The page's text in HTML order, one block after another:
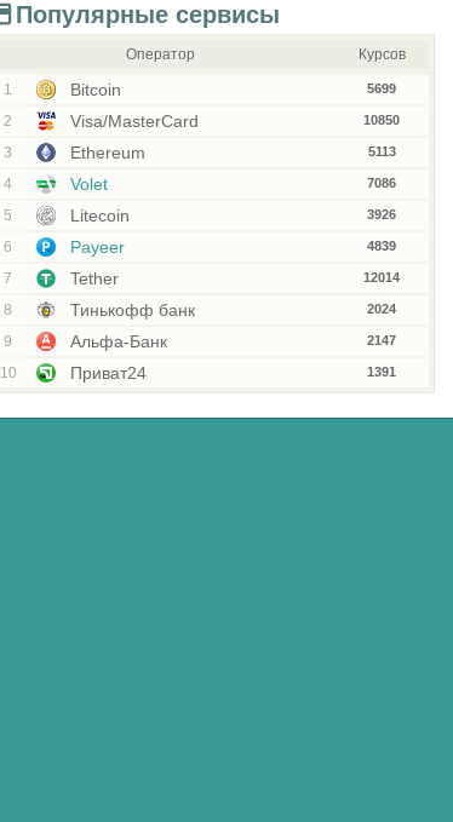
Популярные сервисы
Оператор Курсов
1 Bitcoin 5699
2 Visa/MasterCard 10850
3 Ethereum 5113
4 Volet 7086
5 Litecoin 3926
6 Payeer 4839
7 Tether 12014
8 Тинькофф банк 2024
9 Альфа-Банк 2147
10 Приват24 1391